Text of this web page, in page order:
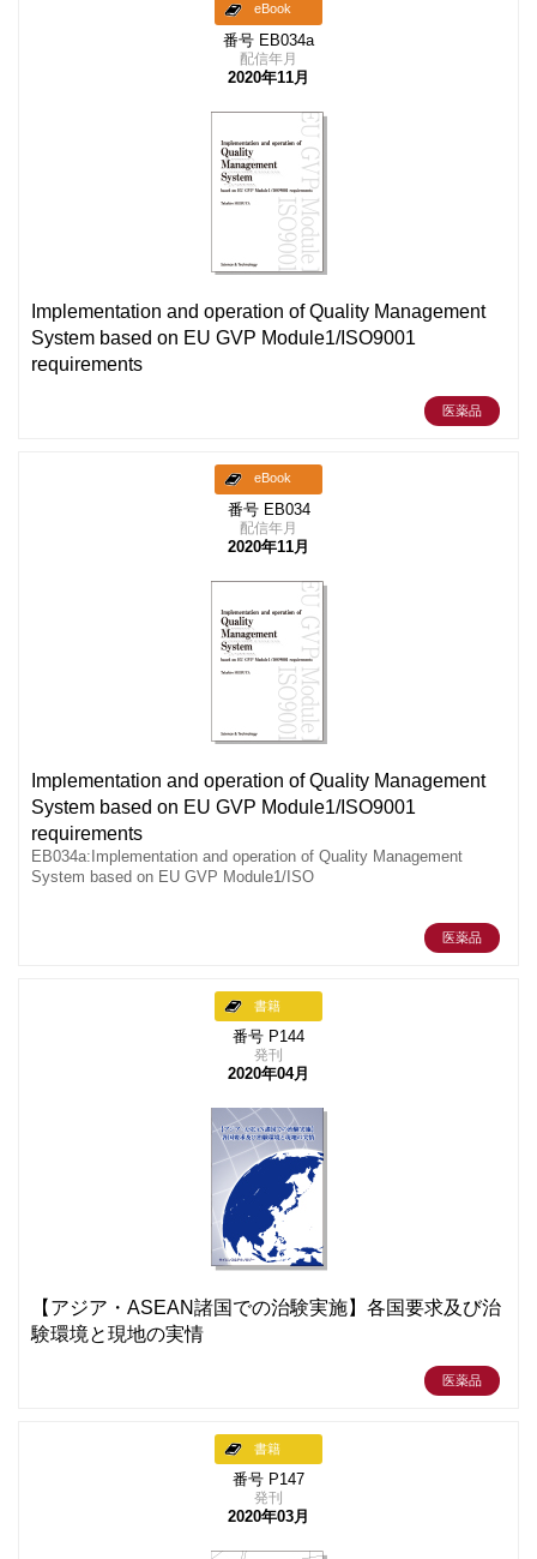
eBook
番号 EB034a
配信年月
2020年11月
Implementation and operation of Quality Management
System based on EU GVP Module1/ISO9001
requirements
医薬品
eBook
番号 EB034
配信年月
2020年11月
Implementation and operation of Quality Management
System based on EU GVP Module1/ISO9001
requirements
EB034a:Implementation and operation of Quality Management
System based on EU GVP Module1/ISO
医薬品
書籍
番号 P144
発刊
2020年04月
【アジア・ASEAN諸国での治験実施】各国要求及び治
験環境と現地の実情
医薬品
書籍
番号 P147
発刊
2020年03月